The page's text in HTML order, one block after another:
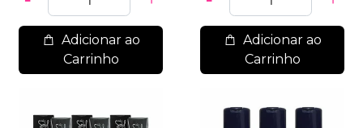
Adicionar ao
Carrinho
Adicionar ao
Carrinho